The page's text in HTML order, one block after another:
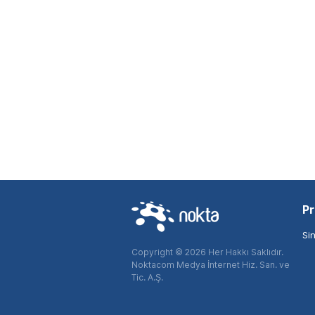
Copyright © 2026 Her Hakkı Saklıdır.
Noktacom Medya İnternet Hiz. San. ve
Tic. A.Ş.